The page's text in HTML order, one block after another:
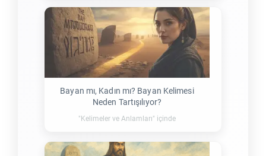
Bayan mı, Kadın mı? Bayan Kelimesi
Neden Tartışılıyor?
"Kelimeler ve Anlamları" içinde